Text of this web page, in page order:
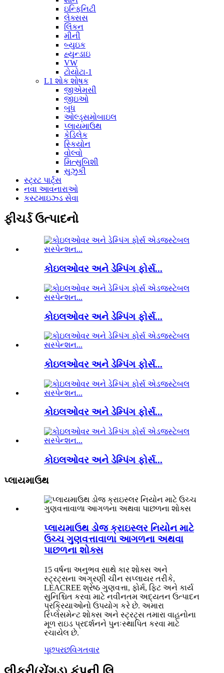
ઇન્ફિનિટી
લેક્સસ
લિંકન
મીની
બ્યુઇક
હ્યુન્ડાઇ
VW
ટોયોટા-1
L1 શોક શોષક
જીએમસી
જીઇઓ
બુધ
ઓલ્ડ્સમોબાઇલ
પ્લાયમાઉથ
કેડિલેક
સ્કિયોન
વોલ્વો
મિત્સુબિશી
સુઝુકી
સ્ટ્રટ પાર્ટ્સ
નવા આવનારાઓ
કસ્ટમાઇઝ્ડ સેવા
ફીચર્ડ ઉત્પાદનો
કોઇલઓવર અને ડેમ્પિંગ ફોર્સ...
કોઇલઓવર અને ડેમ્પિંગ ફોર્સ...
કોઇલઓવર અને ડેમ્પિંગ ફોર્સ...
કોઇલઓવર અને ડેમ્પિંગ ફોર્સ...
કોઇલઓવર અને ડેમ્પિંગ ફોર્સ...
પ્લાયમાઉથ
પ્લાયમાઉથ ડોજ ક્રાઇસ્લર નિયોન માટે
ઉચ્ચ ગુણવત્તાવાળા આગળના અથવા
પાછળના શોક્સ
15 વર્ષના અનુભવ સાથે કાર શોક્સ અને
સ્ટ્રટ્સના અગ્રણી ચીન સપ્લાયર તરીકે,
LEACREE શ્રેષ્ઠ ગુણવત્તા, ફોર્મ, ફિટ અને કાર્ય
સુનિશ્ચિત કરવા માટે નવીનતમ અદ્યતન ઉત્પાદન
પ્રક્રિયાઓનો ઉપયોગ કરે છે. અમારા
રિપ્લેસમેન્ટ શોક્સ અને સ્ટ્રટ્સ તમારા વાહનોના
મૂળ રાઇડ પ્રદર્શનને પુનઃસ્થાપિત કરવા માટે
રચાયેલ છે.
પૂછપરછવિગતવાર